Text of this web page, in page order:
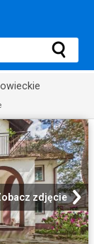
zdjęcie